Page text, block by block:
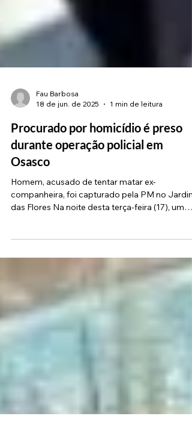
18 de jun. de 2025
1 min de leitura
Procurado por homicídio é preso
Osasco
Homem, acusado de tentar matar ex-
companheira, foi capturado pela PM no Jardim
das Flores Na noite desta terça-feira (17), um